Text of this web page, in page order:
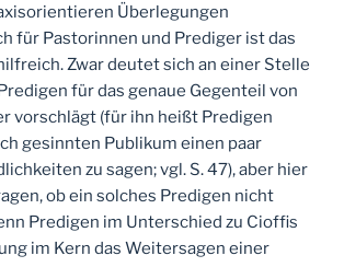
Überlegungen
für Pastorinnen und Prediger ist das
Zwar deutet sich an einer Stelle
für das genaue Gegenteil von
vorschlägt (für ihn heißt Predigen
gesinnten Publikum einen paar
zu sagen; vgl. S. 47), aber hier
ob ein solches Predigen nicht
Predigen im Unterschied zu Cioffis
im Kern das Weitersagen einer